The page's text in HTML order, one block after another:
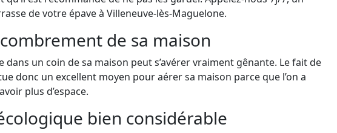
de votre épave à Villeneuve-lès-Maguelone.
de sa maison
dans un coin de sa maison peut s’avérer vraiment gênante. Le fait de
donc un excellent moyen pour aérer sa maison parce que l’on a
plus d’espace.
bien considérable